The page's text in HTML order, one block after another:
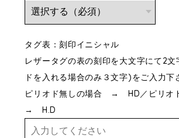
タグ表：刻印イニシャル
レザータグの表の刻印を大文字にて2文
ドを入れる場合のみ３文字)をご入力下
ピリオド無しの場合 → HD／ピリオ
→ H.D